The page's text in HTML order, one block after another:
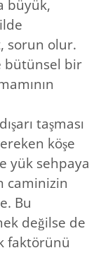
büyük,
sorun olur.
bütünsel bir
taşması
köşe
yük sehpaya
caminizin
Bu
değilse de
faktörünü